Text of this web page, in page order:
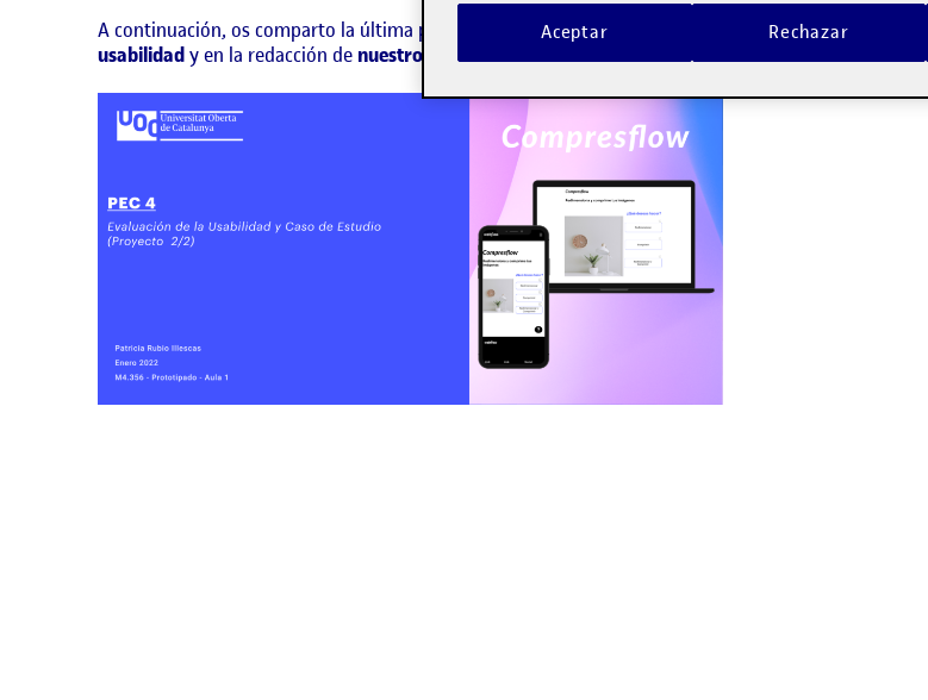
A continuación, os comparto la última publicación acerca de la segunda parte de nuestro proyecto de
usabilidady en la redacción de nuestro caso de estudio
Rechazar
Aceptar